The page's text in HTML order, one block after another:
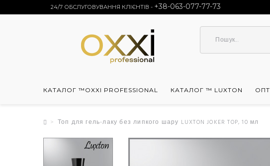
24/7 ОБСЛУГОВУВАННЯ КЛІЄНТІВ - +38-063-077-77-73
КАТАЛОГ ™OXXI PROFESSIONAL КАТАЛОГ ™ LUXTON ОПТ
Топ для гель-лаку без липкого шару LUXTON JOKER TOP, 10 мл